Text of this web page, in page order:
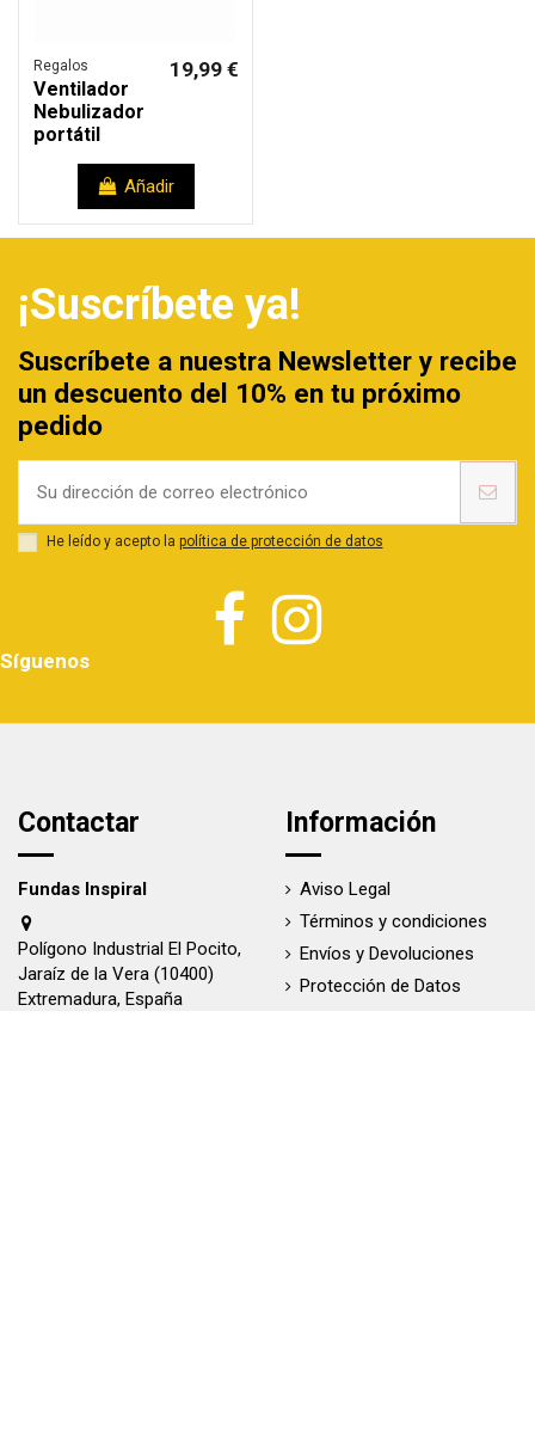
Regalos
Ventilador
Nebulizador
portátil
19,99 €
Añadir
¡Suscríbete ya!
Suscríbete a nuestra Newsletter y recibe
un descuento del 10% en tu próximo
pedido
He leído y acepto la política de protección de datos
Síguenos
Contactar
Fundas Inspiral
Polígono Industrial El Pocito,
Jaraíz de la Vera (10400)
Extremadura, España
Información
Aviso Legal
Términos y condiciones
Envíos y Devoluciones
Protección de Datos